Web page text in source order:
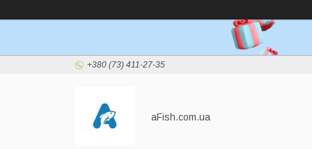
+380 (73) 411-27-35
aFish.com.ua